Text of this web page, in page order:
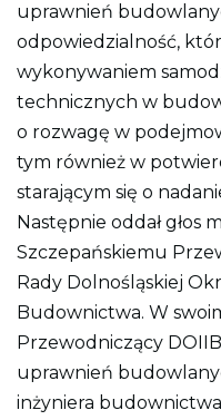
uprawnień
odpowiedzialność,
wykonywaniem
technicznych w
o rozwagę w
tym również w
starającym się o
Następnie oddał głos
Szczepańskiemu
Rady Dolnośląskiej
Budownictwa. W
Przewodniczący
uprawnień
inżyniera budownictwa